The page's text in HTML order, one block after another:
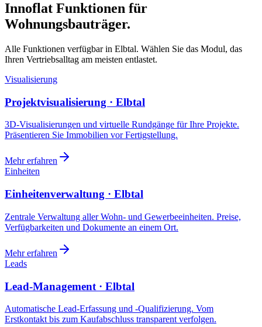
Innoflat Funktionen für
Wohnungsbauträger.
Alle Funktionen verfügbar in Elbtal. Wählen Sie das Modul, das
Ihren Vertriebsalltag am meisten entlastet.
Visualisierung
Projektvisualisierung · Elbtal
3D-Visualisierungen und virtuelle Rundgänge für Ihre Projekte.
Präsentieren Sie Immobilien vor Fertigstellung.
Mehr erfahren
Einheiten
Einheitenverwaltung · Elbtal
Zentrale Verwaltung aller Wohn- und Gewerbeeinheiten. Preise,
Verfügbarkeiten und Dokumente an einem Ort.
Mehr erfahren
Leads
Lead-Management · Elbtal
Automatische Lead-Erfassung und -Qualifizierung. Vom
Erstkontakt bis zum Kaufabschluss transparent verfolgen.